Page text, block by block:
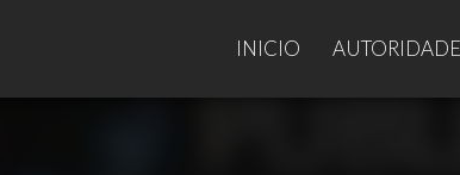
INICIO